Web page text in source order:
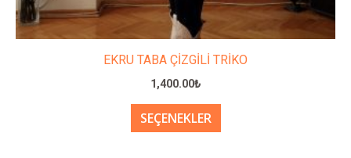
EKRU TABA ÇİZGİLİ TRİKO
1,400.00₺
SEÇENEKLER